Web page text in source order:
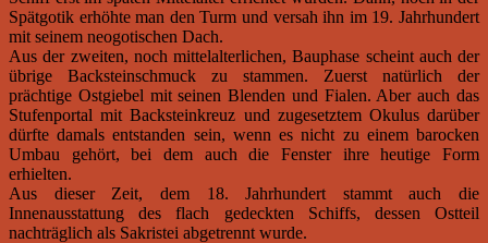
Spätgotik erhöhte man den Turm und versah ihn im 19. Jahrhundert
mit seinem neogotischen Dach.
Aus der zweiten, noch mittelalterlichen, Bauphase scheint auch der
übrige Backsteinschmuck zu stammen. Zuerst natürlich der
prächtige Ostgiebel mit seinen Blenden und Fialen. Aber auch das
Stufenportal mit Backsteinkreuz und zugesetztem Okulus darüber
dürfte damals entstanden sein, wenn es nicht zu einem barocken
Umbau gehört, bei dem auch die Fenster ihre heutige Form
erhielten.
Aus dieser Zeit, dem 18. Jahrhundert stammt auch die
Innenausstattung des flach gedeckten Schiffs, dessen Ostteil
nachträglich als Sakristei abgetrennt wurde.